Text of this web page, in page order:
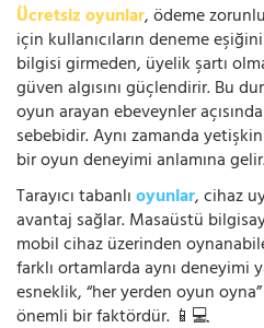
Ücretsiz oyunlar, ödeme
için kullanıcıların deneme
bilgisi girmeden, üyelik şartı
güven algısını güçlendirir. Bu
oyun arayan ebeveynler
sebebidir. Aynı zamanda
bir oyun deneyimi anlamına
Tarayıcı tabanlıoyunlar, cihaz
avantaj sağlar. Masaüstü
mobil cihaz üzerinden
farklı ortamlarda aynı deneyimi
esneklik, “her yerden oyun
önemli bir faktördür. 📱💻